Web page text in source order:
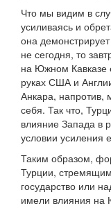
Что мы видим в
усиливаясь и
она
не сегодня, то
на Южном Кавказе
руках США и
Анкара, напротив,
себя. Так что,
влияние Запада в
условии усиления
Таким образом,
Турции,
государство или
имели влияния на